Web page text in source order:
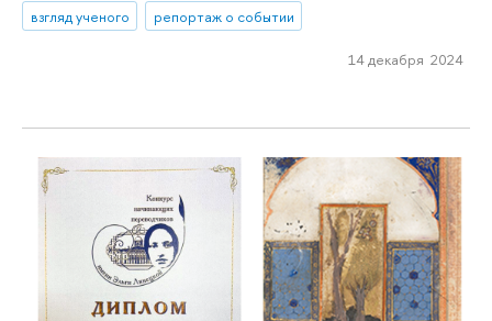
взгляд ученого
репортаж о событии
14 декабря 2024